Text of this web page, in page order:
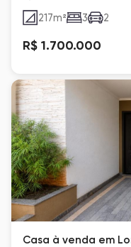
217m² 3 2
R$ 1.700.000
Casa à venda em